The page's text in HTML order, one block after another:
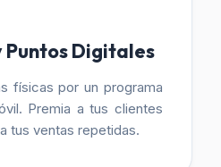
Puntos Digitales
físicas por un programa
Premia a tus clientes
tus ventas repetidas.